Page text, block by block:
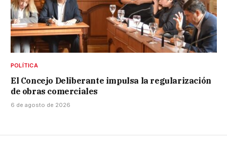
POLÍTICA
El Concejo Deliberante impulsa la regularización
de obras comerciales
6 de agosto de 2026